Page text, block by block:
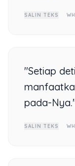
SALIN TEKS
"Setiap
pada-
SALIN TEKS